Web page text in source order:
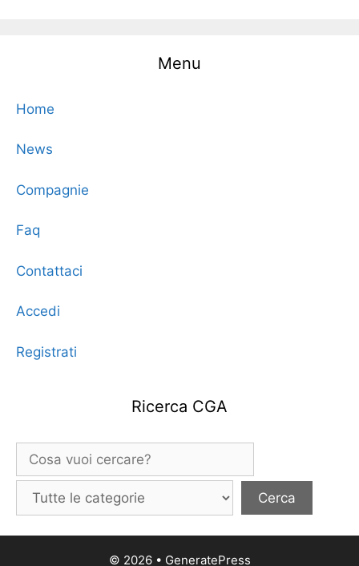
Menu
Home
News
Compagnie
Faq
Contattaci
Accedi
Registrati
Ricerca CGA
© 2026• GeneratePress